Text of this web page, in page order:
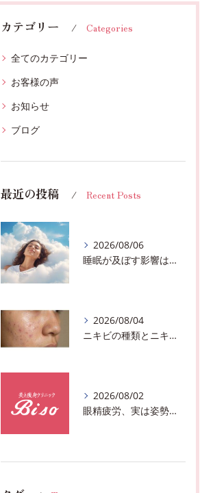
カテゴリー Categories
全てのカテゴリー
お客様の声
お知らせ
ブログ
最近の投稿 Recent Posts
2026/08/06
睡眠が及ぼす影響は？千葉市おすすめメニュー全身リンパマッサージで全身スッキリ♪
2026/08/04
ニキビの種類とニキビを作らないスキンケア方法♪千葉市中央区フェイシャルエステサロン
2026/08/02
眼精疲労、実は姿勢が原因かも?駅近おすすめメニュー全身リンパマッサージで全身スッキリ♪